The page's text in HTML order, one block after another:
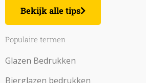
Bekijk alle tips
Populaire termen
Glazen Bedrukken
Bierglazen bedrukken